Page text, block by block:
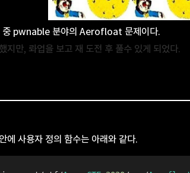
pwnable 분야의 Aerofloat 문제이다.
지만, 롸업을 보고 재 도전 후 풀수 있게 되었다.
에 사용자 정의 함수는 아래와 같다.